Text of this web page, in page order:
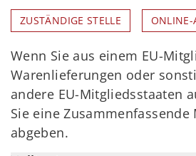
ZUSTÄNDIGE STELLE ONLINE-
Wenn Sie aus einem EU-
Warenlieferungen oder
andere EU-Mitgliedsstaaten
Sie eine Zusammenfassende
abgeben.